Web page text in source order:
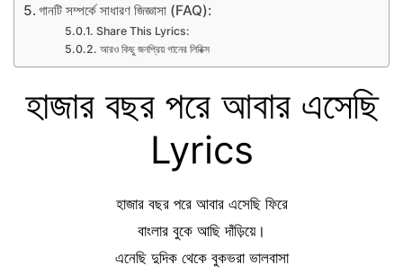
গানটি সম্পর্কে সাধারণ জিজ্ঞাসা (FAQ):
Share This Lyrics:
আরও কিছু জনপ্রিয় গানের লিরিক্স
হাজার বছর পরে আবার এসেছি
Lyrics
হাজার বছর পরে আবার এসেছি ফিরে
বাংলার বুকে আছি দাঁড়িয়ে।
এনেছি দুদিক থেকে বুকভরা ভালবাসা